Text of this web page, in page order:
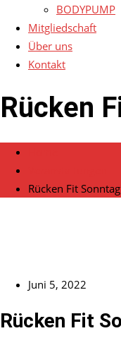
BODYPUMP
Mitgliedschaft
Über uns
Kontakt
Rücken
Rücken Fit Sonntag
Juni 5, 2022
Rücken Fit